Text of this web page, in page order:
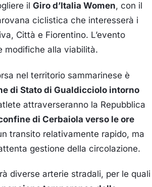
il Giro d’Italia Women, con il
ciclistica che interesserà i
Città e Fiorentino. L’evento
modifiche alla viabilità.
nel territorio sammarinese è
di Stato di Gualdicciolo intorno
attraverseranno la Repubblica
di Cerbaiola verso le ore
transito relativamente rapido, ma
gestione della circolazione.
diverse arterie stradali, per le quali